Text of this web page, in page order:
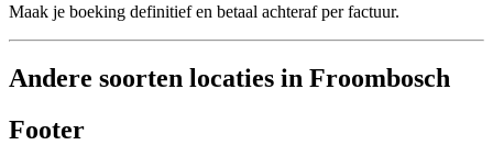
Maak je boeking definitief en betaal achteraf per factuur.
Andere soorten locaties in Froombosch
Footer